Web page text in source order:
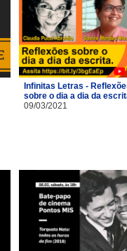
Infinitas Letras -
sobre o dia a dia da
09/03/2021